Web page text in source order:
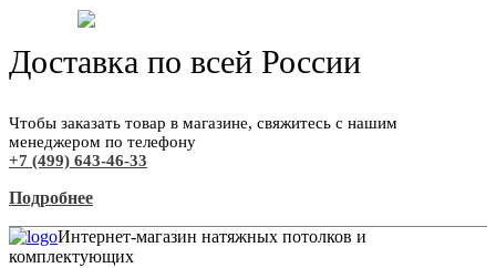
Доставка по всей России
Чтобы заказать товар в магазине, свяжитесь с нашим
менеджером по телефону
+7 (499) 643-46-33
Подробнее
Интернет-магазин натяжных потолков и
комплектующих